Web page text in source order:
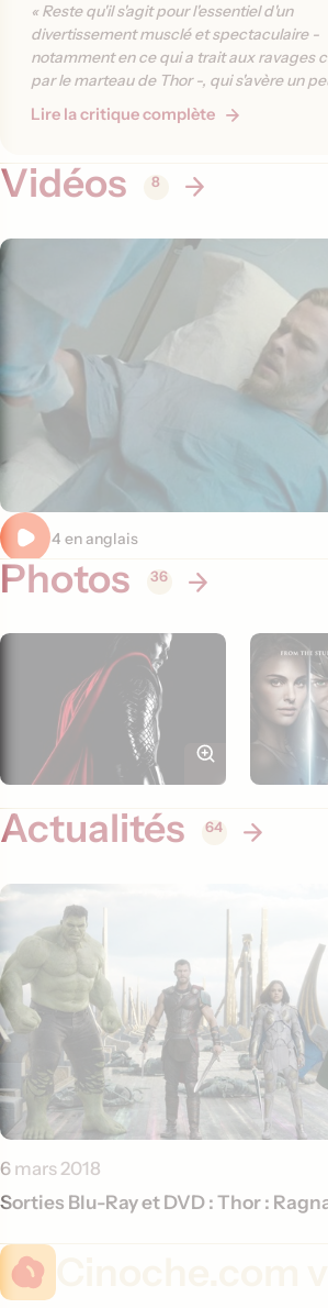
« Reste qu'il s'agit pour l'essentiel d'un
divertissement musclé et spectaculaire -
notamment en ce qui a trait aux ravages
par le marteau de Thor -, qui s'avère un
longuet toutefois. »
Lire la critique complète
Vidéos 8
Extrait 4 en anglais
Photos 36
Actualités 64
6 mars 2018
Sorties Blu-Ray et DVD : Thor :